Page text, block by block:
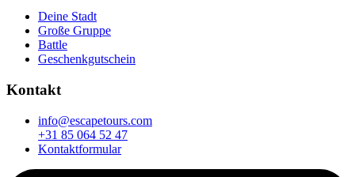
Deine Stadt
Große Gruppe
Battle
Geschenkgutschein
Kontakt
info@escapetours.com
+31 85 064 52 47
Kontaktformular